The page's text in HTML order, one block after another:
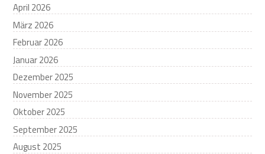
April 2026
März 2026
Februar 2026
Januar 2026
Dezember 2025
November 2025
Oktober 2025
September 2025
August 2025